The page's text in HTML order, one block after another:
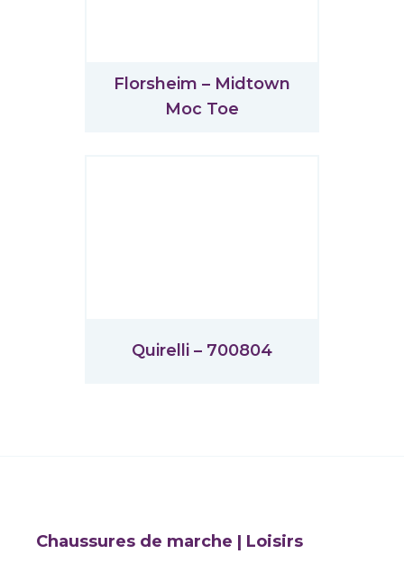
Florsheim – Midtown
Moc Toe
Quirelli – 700804
Chaussures de marche | Loisirs